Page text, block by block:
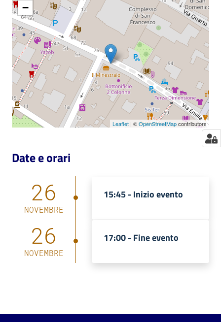
Orari
−
Leaflet | ©OpenStreetMapcontributors
Date e orari
26
NOVEMBRE
15:45 -Inizio evento
26
NOVEMBRE
17:00 -Fine evento